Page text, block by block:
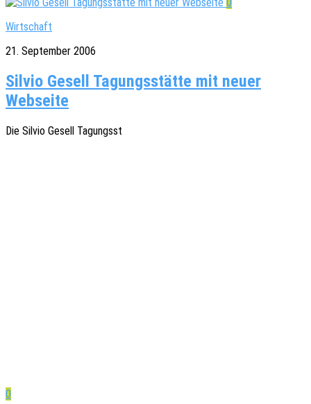
0
Wirtschaft
21. September 2006
Silvio Gesell Tagungsstätte mit neuer
Webseite
Die Silvio Gesell Tagungsst
0